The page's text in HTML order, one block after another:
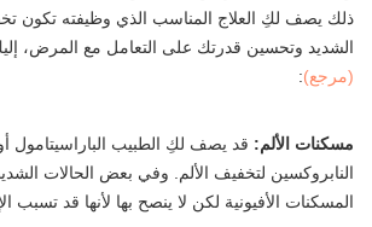
ذلك يصف لكِ العلاج المناسب الذي وظيفته تكون
الشديد وتحسين قدرتك على التعامل مع المرض،
(مرجع):
مسكنات الألم: قد يصف لكِ الطبيب الباراسيتامول
النابروكسين لتخفيف الألم. وفي بعض الحالات
المسكنات الأفيونية لكن لا ينصح بها لأنها قد تسبب